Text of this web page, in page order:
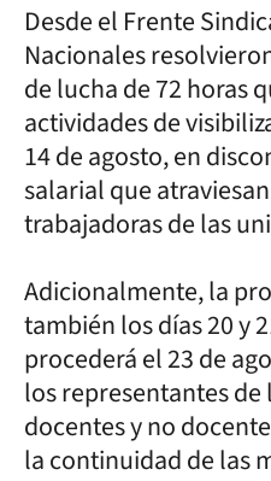
Desde el Frente
Nacionales
de lucha de 72 horas
actividades de
14 de agosto, en
salarial que
trabajadoras de las
Adicionalmente, la
también los días 20 y
procederá el 23 de
los representantes de
docentes y no
la continuidad de las